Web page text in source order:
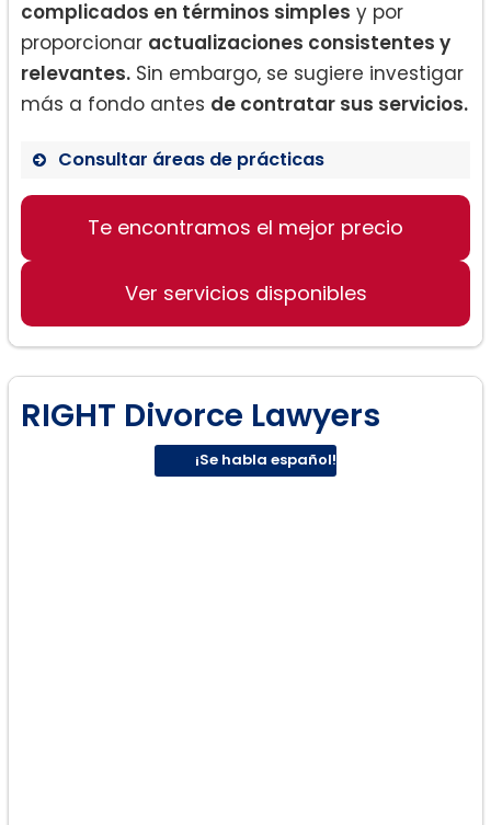
complicados en términos simples y por
proporcionar actualizaciones consistentes y
relevantes. Sin embargo, se sugiere investigar
más a fondo antes de contratar sus servicios.
Consultar áreas de prácticas
Derecho de Divorcio
División de propiedades
Te encontramos el mejor precio
Ver servicios disponibles
RIGHT Divorce Lawyers
¡Se habla español!